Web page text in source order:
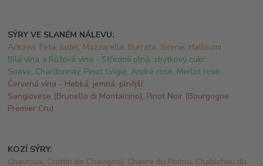
SÝRY VE SLANÉM NÁLEVU:
Ackawi, Feta, Jadel, Mozzarella, Burrata, Sirene, Halloumi
Bílá vína a Růžová vína - Středně plná, zbytkový cukr:
Soave, Chardonnay, Pinot Grigio, André rosé, Merlot rosé
Červená vína - Hebká, jemná, plnější:
Sangiovese (Brunello di Montaicino), Pinot Noir (Bourgogne
Premier Cru)
KOZÍ SÝRY:
Chavroux, Crottin de Chavignol, Chevre du Poitou, Chabichou du